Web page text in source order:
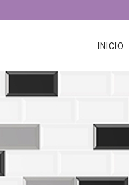
INICIO